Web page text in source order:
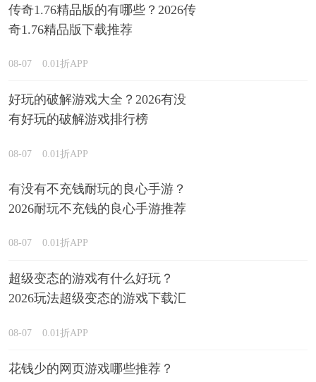
传奇1.76精品版的有哪些？2026传
奇1.76精品版下载推荐
08-07 0.01折APP
好玩的破解游戏大全？2026有没
有好玩的破解游戏排行榜
08-07 0.01折APP
有没有不充钱耐玩的良心手游？
2026耐玩不充钱的良心手游推荐
08-07 0.01折APP
超级变态的游戏有什么好玩？
2026玩法超级变态的游戏下载汇
08-07 0.01折APP
花钱少的网页游戏哪些推荐？